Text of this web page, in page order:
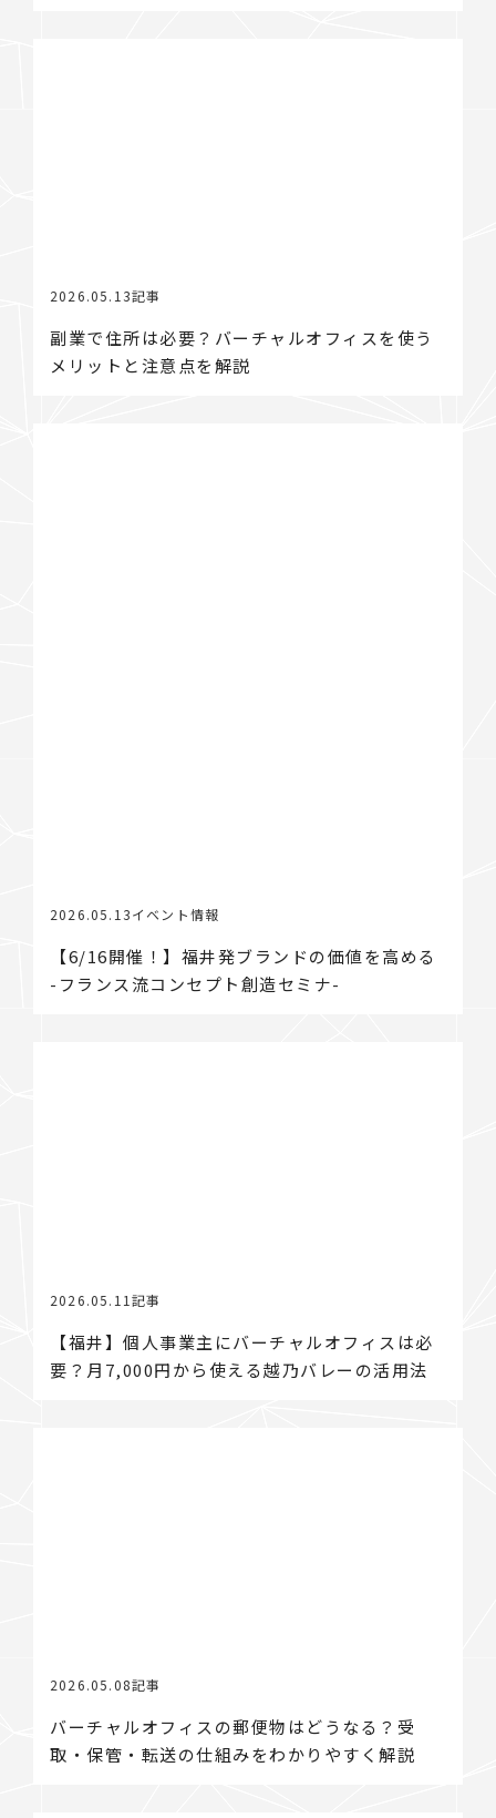
2026.05.13記事
副業で住所は必要？バーチャルオフィスを使う
メリットと注意点を解説
2026.05.13イベント情報
【6/16開催！】福井発ブランドの価値を高める
-フランス流コンセプト創造セミナ-
2026.05.11 記事
【福井】個人事業主にバーチャルオフィスは必
要？月7,000円から使える越乃バレーの活用法
2026.05.08記事
バーチャルオフィスの郵便物はどうなる？受
取・保管・転送の仕組みをわかりやすく解説